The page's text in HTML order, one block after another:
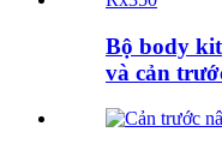
Bộ body
và cản